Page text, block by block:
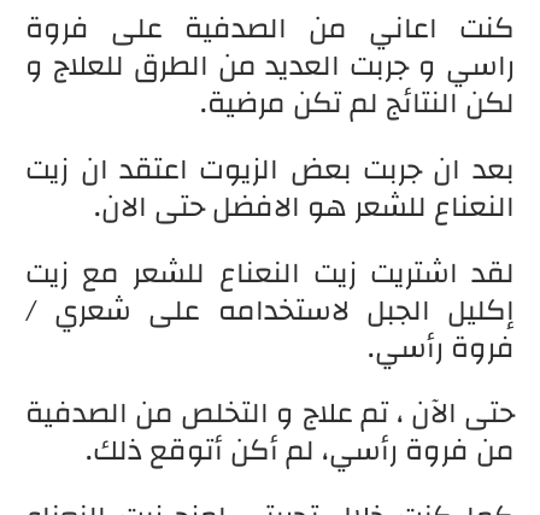
كنت اعاني من الصدفية على فروة
راسي و جربت العديد من الطرق للعلاج و
لكن النتائج لم تكن مرضية.
بعد ان جربت بعض الزيوت اعتقد ان زيت
النعناع للشعر هو الافضل حتى الان.
لقد اشتريت زيت النعناع للشعر مع زيت
إكليل الجبل لاستخدامه على شعري /
فروة رأسي.
حتى الآن ، تم علاج و التخلص من الصدفية
من فروة رأسي، لم أكن أتوقع ذلك.